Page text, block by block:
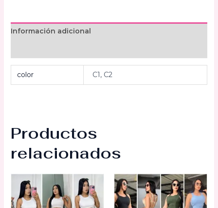
Información adicional
color C1, C2
Productos
relacionados